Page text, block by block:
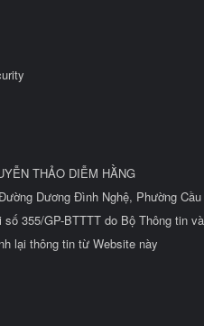
THẢO DIỄM HẰNG
Dương Đình Nghệ, Phường
355/GP-BTTTT do Bộ Thông tin
lại thông tin từ Website này